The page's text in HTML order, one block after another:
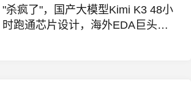
"杀疯了"，国产大模型Kimi K3 48小
时跑通芯片设计，海外EDA巨头股